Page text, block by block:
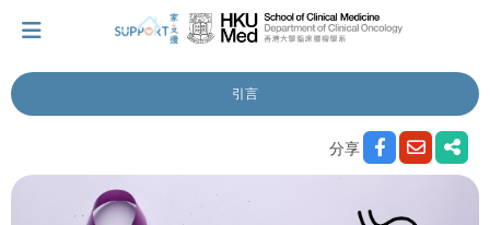
讓我們與你並肩而行。
引言
分享